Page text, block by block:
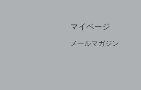
マイページ
メールマガジン